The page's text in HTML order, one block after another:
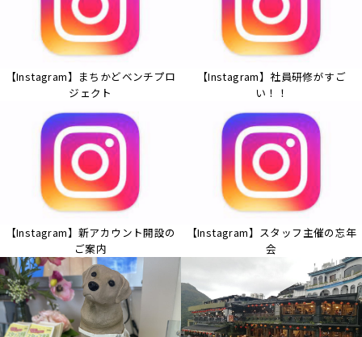
【Instagram】まちかどベンチプロ
ジェクト
【Instagram】社員研修がすご
い！！
【Instagram】新アカウント開設の
ご案内
【Instagram】スタッフ主催の忘年
会